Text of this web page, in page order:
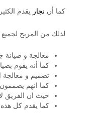
كما أن نجار يقدم
لذلك من المربح
معالجة و صيانة
كما أنه يقوم
تصميم و معالجة
كما انهم
حيث ان الفريق
كما يقدم كل هذه